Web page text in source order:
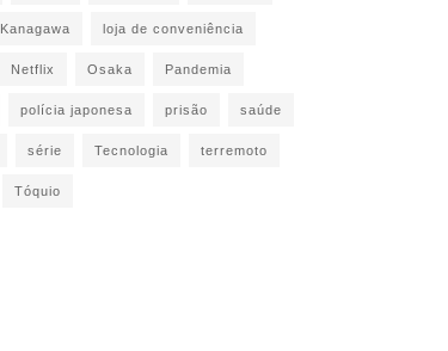
Kanagawa loja de conveniência
Netflix Osaka Pandemia
polícia japonesa prisão saúde
série Tecnologia terremoto
Tóquio